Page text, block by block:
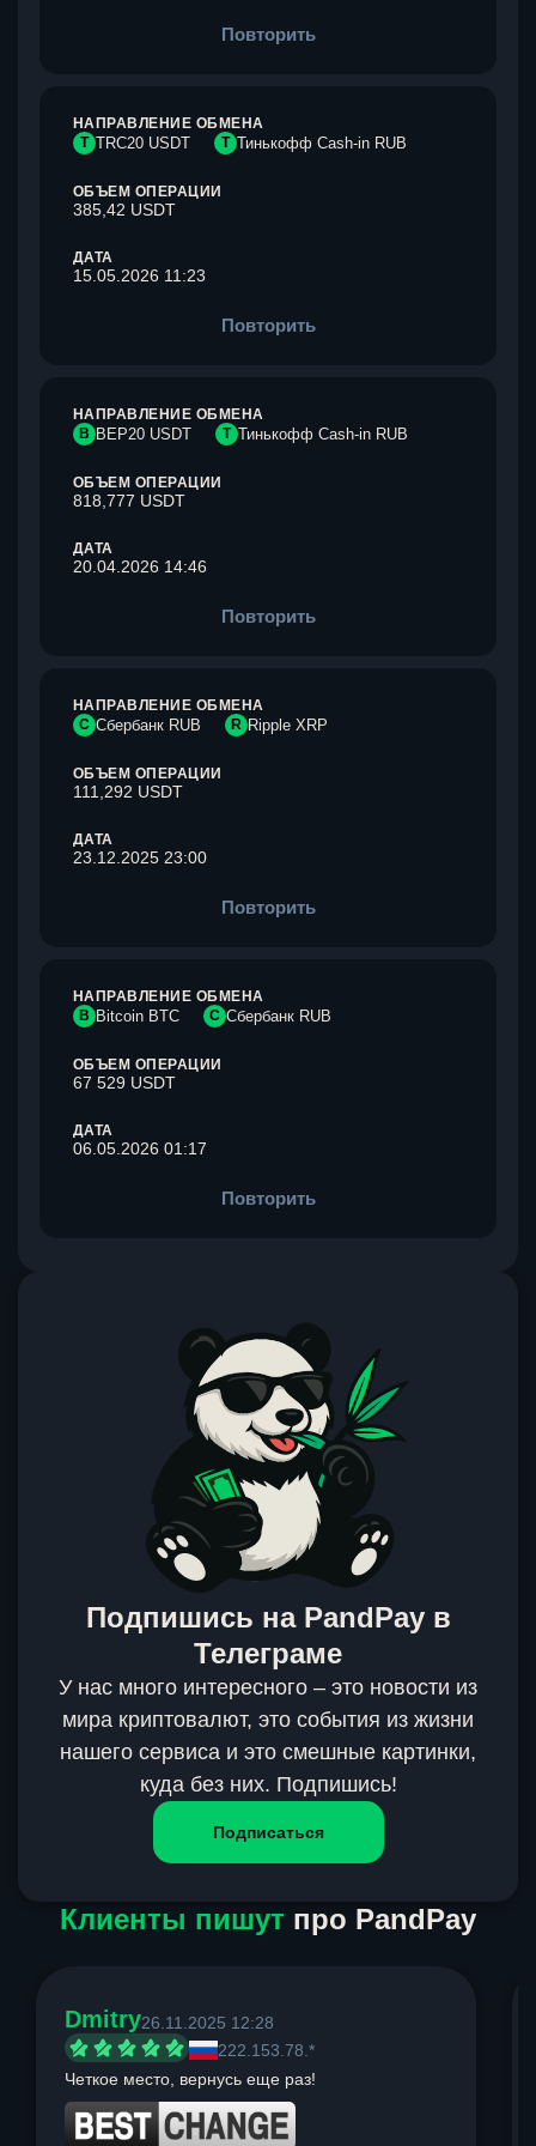
Повторить
НАПРАВЛЕНИЕ ОБМЕНА
T TRC20 USDT Т Тинькофф Cash-in RUB
ОБЪЕМ ОПЕРАЦИИ
385,42 USDT
ДАТА
15.05.2026 11:23
Повторить
НАПРАВЛЕНИЕ ОБМЕНА
B BEP20 USDT Т Тинькофф Cash-in RUB
ОБЪЕМ ОПЕРАЦИИ
818,777 USDT
ДАТА
20.04.2026 14:46
Повторить
НАПРАВЛЕНИЕ ОБМЕНА
С Сбербанк RUB R Ripple XRP
ОБЪЕМ ОПЕРАЦИИ
111,292 USDT
ДАТА
23.12.2025 23:00
Повторить
НАПРАВЛЕНИЕ ОБМЕНА
B Bitcoin BTC С Сбербанк RUB
ОБЪЕМ ОПЕРАЦИИ
67 529 USDT
ДАТА
06.05.2026 01:17
Повторить
Подпишись на PandPay в
Телеграме
У нас много интересного – это новости из
мира криптовалют, это события из жизни
нашего сервиса и это смешные картинки,
куда без них. Подпишись!
Подписаться
Клиенты пишут про PandPay
Dmitry26.11.2025 12:28
222.153.78.*
Четкое место, вернусь еще раз!